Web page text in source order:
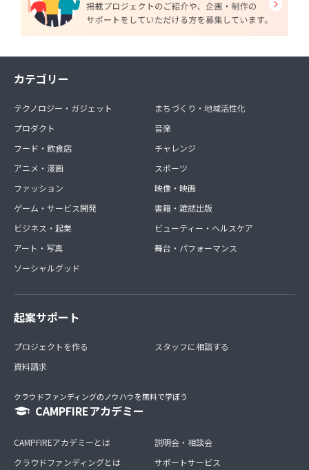
カテゴリー
テクノロジー・ガジェット
プロダクト
フード・飲食店
アニメ・漫画
ファッション
ゲーム・サービス開発
ビジネス・起業
アート・写真
ソーシャルグッド
まちづくり・地域活性化
音楽
チャレンジ
スポーツ
映像・映画
書籍・雑誌出版
ビューティー・ヘルスケア
舞台・パフォーマンス
起案サポート
プロジェクトを作る
資料請求
スタッフに相談する
クラウドファンディングのノウハウを無料で学ぼう
CAMPFIREアカデミー
CAMPFIREアカデミーとは
クラウドファンディングとは
説明会・相談会
サポートサービス